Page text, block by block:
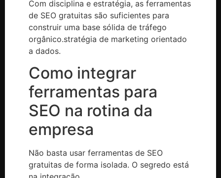
Com disciplina e estratégia, as ferramentas
de SEO gratuitas são suficientes para
construir uma base sólida de tráfego
orgânico.stratégia de marketing orientado
a dados.
Como integrar
ferramentas para
SEO na rotina da
empresa
Não basta usar ferramentas de SEO
gratuitas de forma isolada. O segredo está